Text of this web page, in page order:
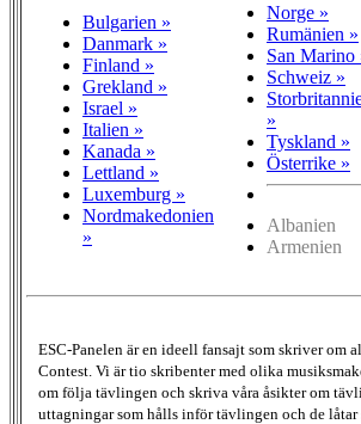
Bulgarien »
Danmark »
Finland »
Grekland »
Israel »
Italien »
Kanada »
Lettland »
Luxemburg »
Nordmakedonien
»
Norge »
Rumänien »
San Marino
Schweiz »
»
Tyskland »
Österrike »
Albanien
Armenien
ESC-Panelen är en ideell fansajt som skriver
Contest. Vi är tio skribenter med olika
om följa tävlingen och skriva våra åsikter om
uttagningar som hålls inför tävlingen och de